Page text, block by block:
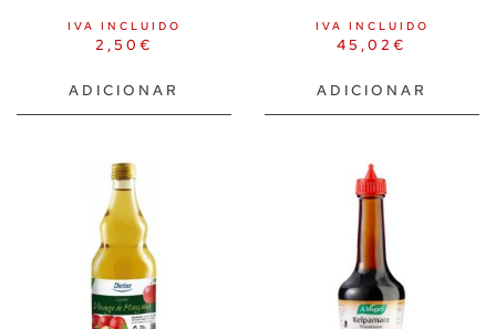
2,50 €
IVA INCLUIDO
ADICIONAR
45,02 €
IVA INCLUIDO
ADICIONAR